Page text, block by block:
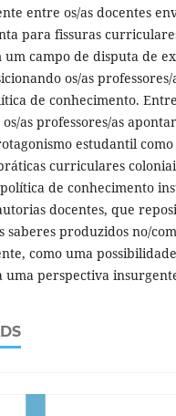
entre os/as docentes
para fissuras
campo de disputa de
os/as
de conhecimento.
as professores/as
estudantil
curriculares
de conhecimento
docentes, que
saberes produzidos no/
como uma
perspectiva